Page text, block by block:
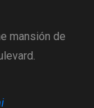
mansión de